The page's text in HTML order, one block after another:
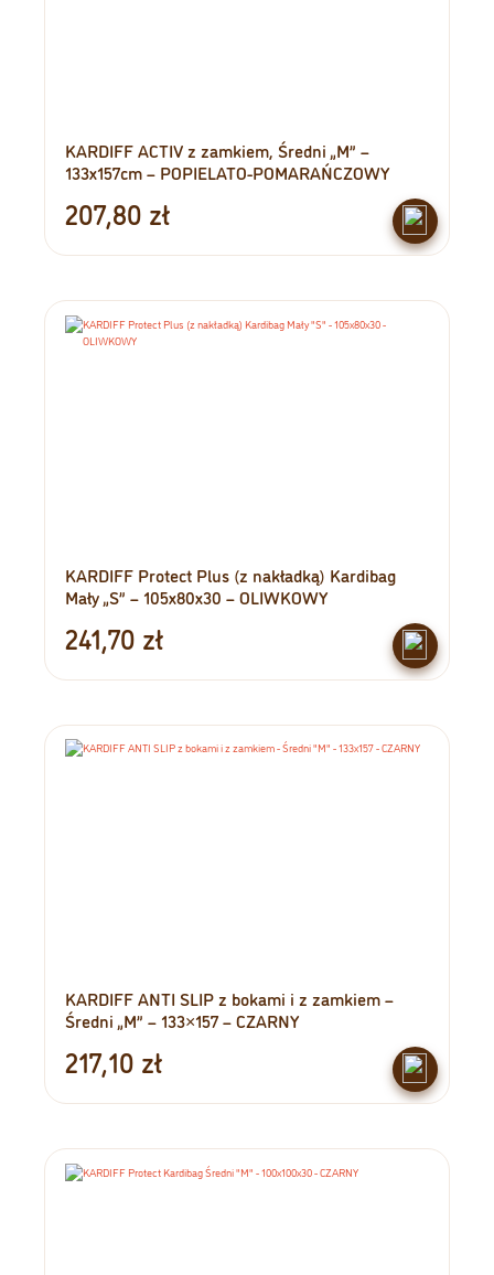
KARDIFF ACTIV z zamkiem, Średni „M” –
133x157cm – POPIELATO-POMARAŃCZOWY
207,80 zł
KARDIFF Protect Plus (z nakładką) Kardibag
Mały „S” – 105x80x30 – OLIWKOWY
241,70 zł
KARDIFF ANTI SLIP z bokami i z zamkiem –
Średni „M” – 133×157 – CZARNY
217,10 zł